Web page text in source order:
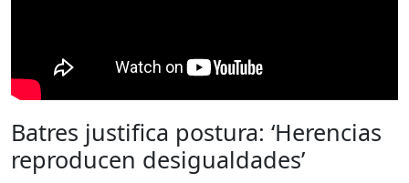
Batres justifica postura: ‘Herencias
reproducen desigualdades’